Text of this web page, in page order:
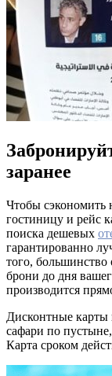
заранее
Чтобы сэкономить
гостиницу и рейс
поиска дешевых
гарантированно
того, большинство
брони до дня
производится
Дисконтные
сафари по
Карта сроком